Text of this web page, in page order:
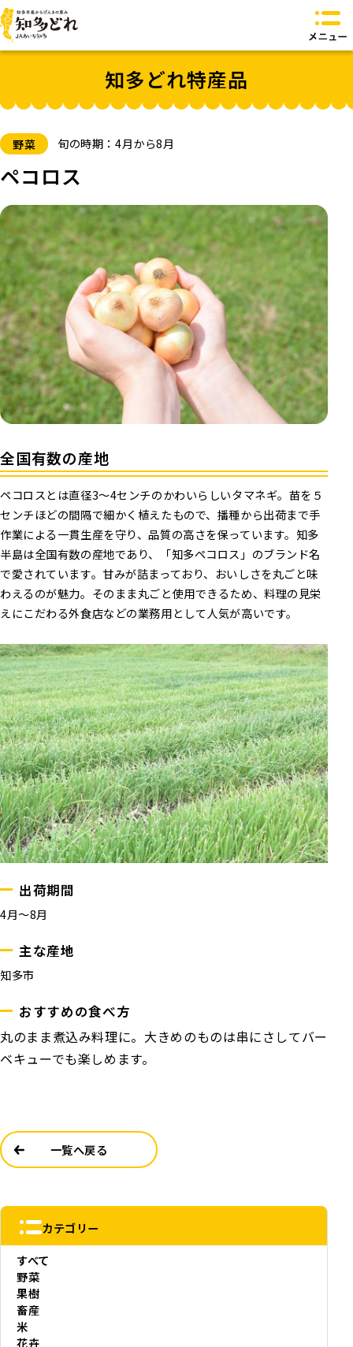
知多どれとは？
知多どれ特産品
知多どれ食卓
お問い合わせ
知多どれ特産品
野菜 旬の時期：4月から8月
ペコロス
全国有数の産地
ペコロスとは直径3～4センチのかわいらしいタマネギ。苗を５
センチほどの間隔で細かく植えたもので、播種から出荷まで手
作業による一貫生産を守り、品質の高さを保っています。知多
半島は全国有数の産地であり、「知多ペコロス」のブランド名
で愛されています。甘みが詰まっており、おいしさを丸ごと味
わえるのが魅力。そのまま丸ごと使用できるため、料理の見栄
えにこだわる外食店などの業務用として人気が高いです。
出荷期間
4月～8月
主な産地
知多市
おすすめの食べ方
丸のまま煮込み料理に。大きめのものは串にさしてバー
ベキューでも楽しめます。
一覧へ戻る
カテゴリー
すべて
野菜
果樹
畜産
米
花卉